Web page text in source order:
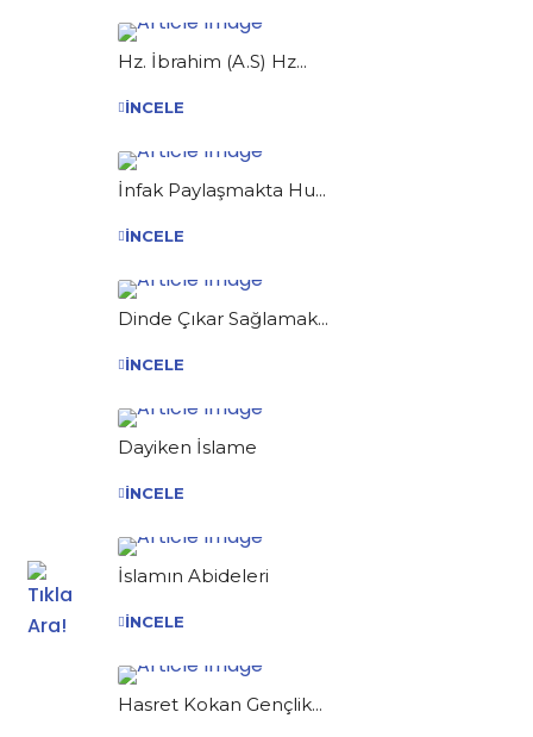
Hz. İbrahim (A.S) Hz...
İNCELE
İnfak Paylaşmakta Hu...
İNCELE
Dinde Çıkar Sağlamak...
İNCELE
Dayiken İslame
İNCELE
İslamın Abideleri
İNCELE
Hasret Kokan Gençlik...